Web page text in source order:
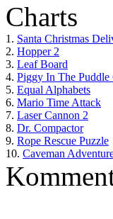
Charts
1. Santa Christmas
2. Hopper 2
3. Leaf Board
4. Piggy In The Puddle
5. Equal Alphabets
6. Mario Time Attack
7. Laser Cannon 2
8. Dr. Compactor
9. Rope Rescue Puzzle
10. Caveman